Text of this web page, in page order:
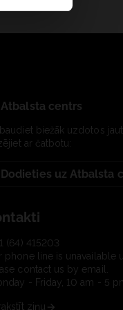
Atbalsta centrs
biežāk uzdotos
ar čatbotu:
Dodieties uz Atbalsta
(64) 415203
phone line is unavailable
contact us by email.
- Friday, 10 am - 5
ziņu